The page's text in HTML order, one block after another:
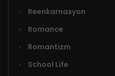
Reenkarnasyon
Romance
Romantizm
School Life